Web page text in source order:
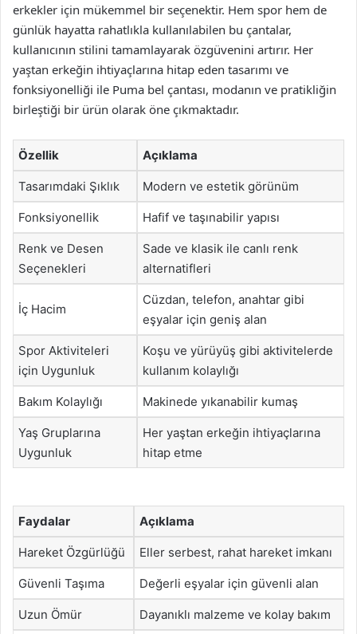
erkekler için mükemmel bir seçenektir. Hem spor hem de
günlük hayatta rahatlıkla kullanılabilen bu çantalar,
kullanıcının stilini tamamlayarak özgüvenini artırır. Her
yaştan erkeğin ihtiyaçlarına hitap eden tasarımı ve
fonksiyonelliği ile Puma bel çantası, modanın ve pratikliğin
birleştiği bir ürün olarak öne çıkmaktadır.
Özellik Açıklama
Tasarımdaki Şıklık Modern ve estetik görünüm
Fonksiyonellik Hafif ve taşınabilir yapısı
Renk ve Desen
Seçenekleri
Sade ve klasik ile canlı renk
alternatifleri
İç Hacim
Cüzdan, telefon, anahtar gibi
eşyalar için geniş alan
Spor Aktiviteleri
için Uygunluk
Koşu ve yürüyüş gibi aktivitelerde
kullanım kolaylığı
Bakım Kolaylığı Makinede yıkanabilir kumaş
Yaş Gruplarına
Uygunluk
Her yaştan erkeğin ihtiyaçlarına
hitap etme
Faydalar Açıklama
Hareket Özgürlüğü Eller serbest, rahat hareket imkanı
Güvenli Taşıma Değerli eşyalar için güvenli alan
Uzun Ömür Dayanıklı malzeme ve kolay bakım